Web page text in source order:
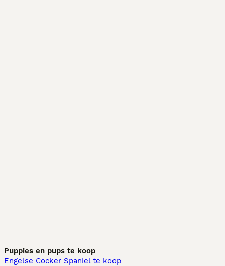
Puppies en pups te koop
Engelse Cocker Spaniel te koop